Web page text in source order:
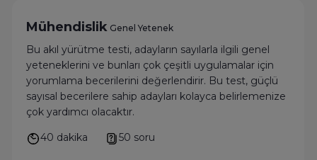
Mühendislik Genel Yetenek
Bu akıl yürütme testi, adayların sayılarla ilgili genel
yeteneklerini ve bunları çok çeşitli uygulamalar için
yorumlama becerilerini değerlendirir. Bu test, güçlü
sayısal becerilere sahip adayları kolayca belirlemenize
çok yardımcı olacaktır.
40 dakika
50 soru